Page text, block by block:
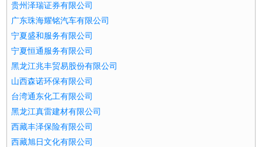
贵州泽瑞证券有限公司
广东珠海耀铭汽车有限公司
宁夏盛和服务有限公司
宁夏恒通服务有限公司
黑龙江兆丰贸易股份有限公司
山西森诺环保有限公司
台湾通东化工有限公司
黑龙江真雷建材有限公司
西藏丰泽保险有限公司
西藏旭日文化有限公司